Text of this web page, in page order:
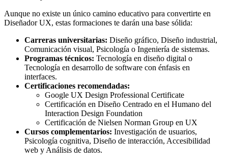
Aunque no existe un único camino educativo para convertirte en
Diseñador UX, estas formaciones te darán una base sólida:
Carreras universitarias: Diseño gráfico, Diseño industrial,
Comunicación visual, Psicología o Ingeniería de sistemas.
Programas técnicos: Tecnología en diseño digital o
Tecnología en desarrollo de software con énfasis en
interfaces.
Certificaciones recomendadas:
Google UX Design Professional Certificate
Certificación en Diseño Centrado en el Humano del
Interaction Design Foundation
Certificación de Nielsen Norman Group en UX
Cursos complementarios: Investigación de usuarios,
Psicología cognitiva, Diseño de interacción, Accesibilidad
web y Análisis de datos.